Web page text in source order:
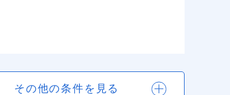
その他の条件を見る